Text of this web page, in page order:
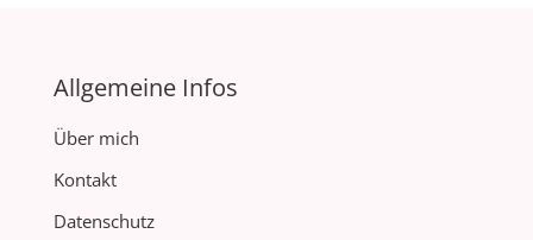
Allgemeine Infos
Über mich
Kontakt
Datenschutz